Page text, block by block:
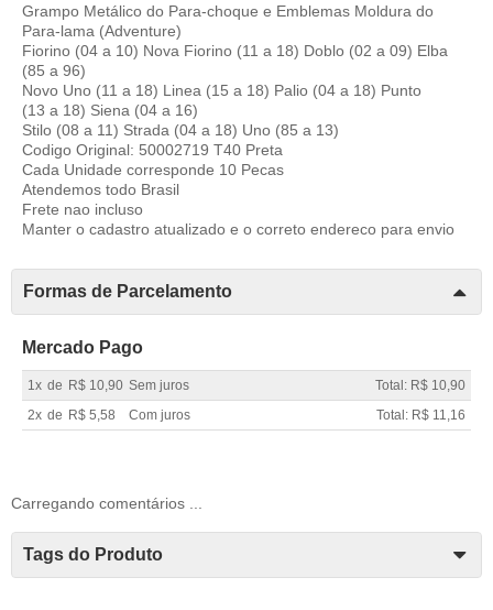
Grampo Metálico do Para-choque e Emblemas Moldura do
Para-lama (Adventure)
Fiorino (04 a 10) Nova Fiorino (11 a 18) Doblo (02 a 09) Elba
(85 a 96)
Novo Uno (11 a 18) Linea (15 a 18) Palio (04 a 18) Punto
(13 a 18) Siena (04 a 16)
Stilo (08 a 11) Strada (04 a 18) Uno (85 a 13)
Codigo Original: 50002719 T40 Preta
Cada Unidade corresponde 10 Pecas
Atendemos todo Brasil
Frete nao incluso
Manter o cadastro atualizado e o correto endereco para envio
Formas de Parcelamento
Mercado Pago
1x de R$ 10,90 Sem juros
Total: R$ 10,90
2x de R$ 5,58 Com juros Total: R$ 11,16
Carregando comentários ...
Tags do Produto